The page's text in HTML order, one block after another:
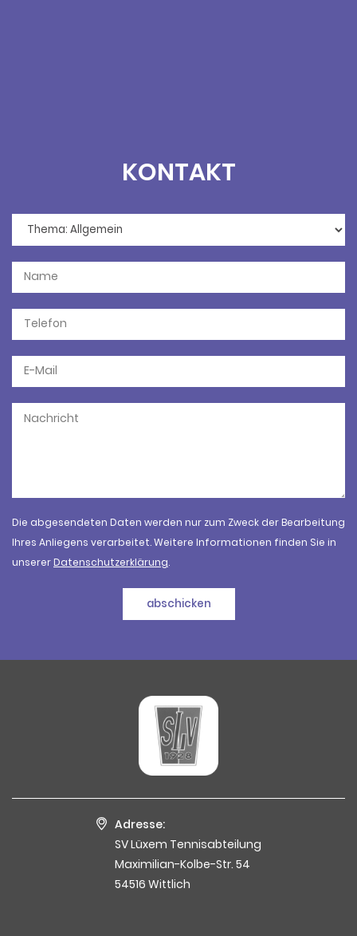
KONTAKT
Die abgesendeten Daten werden nur zum Zweck der Bearbeitung
Ihres Anliegens verarbeitet. Weitere Informationen finden Sie in
unserer Datenschutzerklärung.
abschicken
Adresse:
SV Lüxem Tennisabteilung
Maximilian-Kolbe-Str. 54
54516 Wittlich